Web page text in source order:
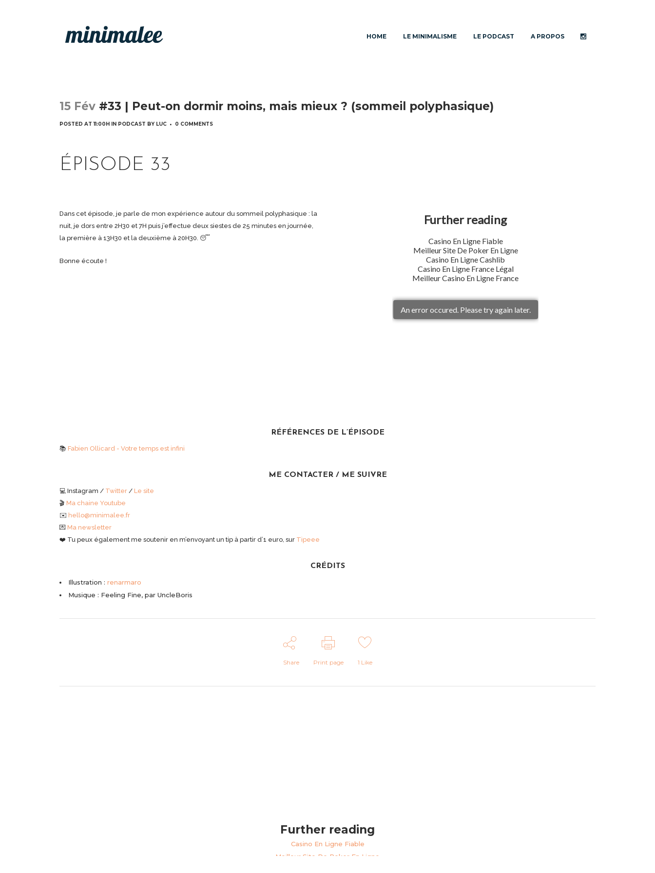
HOME LE MINIMALISME LE PODCAST A PROPOS
15 Fév #33 | Peut-on dormir moins, mais mieux ? (sommeil polyphasique)
POSTED AT 11:00H IN PODCAST BY LUC 0 COMMENTS
ÉPISODE 33
Dans cet épisode, je parle de mon expérience autour du sommeil polyphasique : la
nuit, je dors entre 2H30 et 7H puis j’effectue deux siestes de 25 minutes en journée,
la première à 13H30 et la deuxième à 20H30. 😴
Bonne écoute !
RÉFÉRENCES DE L’ÉPISODE
📚 Fabien Ollicard - Votre temps est infini
ME CONTACTER / ME SUIVRE
💻 Instagram / Twitter / Le site
🎬 Ma chaine Youtube
✉️ hello@minimalee.fr
💌 Ma newsletter
❤️ Tu peux également me soutenir en m’envoyant un tip à partir d’1 euro, sur Tipeee
CRÉDITS
Illustration : renarmaro
Musique : Feeling Fine, par UncleBoris
Share Print page 1 Like
Further reading
Casino En Ligne Fiable
Meilleur Site De Poker En Ligne